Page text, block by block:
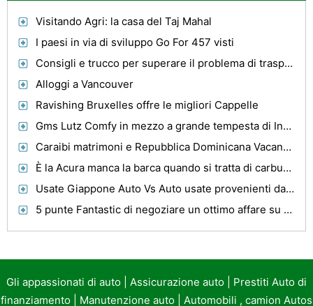
Visitando Agri: la casa del Taj Mahal
I paesi in via di sviluppo Go For 457 visti
Consigli e trucco per superare il problema di trasporto Quando On Tight Budget
Alloggi a Vancouver
Ravishing Bruxelles offre le migliori Cappelle
Gms Lutz Comfy in mezzo a grande tempesta di Industria
Caraibi matrimoni e Repubblica Dominicana Vacanze-best value for money
È la Acura manca la barca quando si tratta di carburanti alternativi?
Usate Giappone Auto Vs Auto usate provenienti da altri paesi
5 punte Fantastic di negoziare un ottimo affare su una macchina.
Gli appassionati di auto Assicurazione auto
Prestiti Auto di
finanziamento
Manutenzione auto Automobili , camion Autos